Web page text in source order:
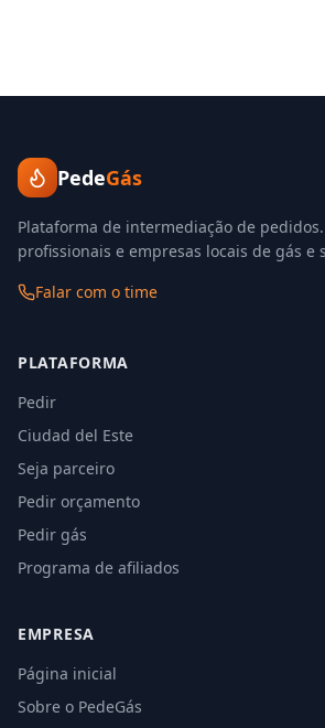
PedeGás
Plataforma de intermediação de
profissionais e empresas locais de gás e
Falar com o time
PLATAFORMA
Pedir
Ciudad del Este
Seja parceiro
Pedir orçamento
Pedir gás
Programa de afiliados
EMPRESA
Página inicial
Sobre o PedeGás